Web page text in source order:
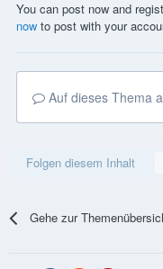
You can post now and
now to post with your
Auf dieses Thema
Folgen diesem Inhalt
Gehe zur